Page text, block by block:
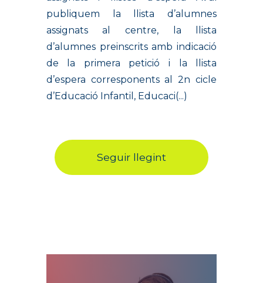
publiquem la llista d’alumnes
assignats al centre, la llista
d’alumnes preinscrits amb indicació
de la primera petició i la llista
d’espera corresponents al 2n cicle
d’Educació Infantil, Educaci(...)
Seguir llegint